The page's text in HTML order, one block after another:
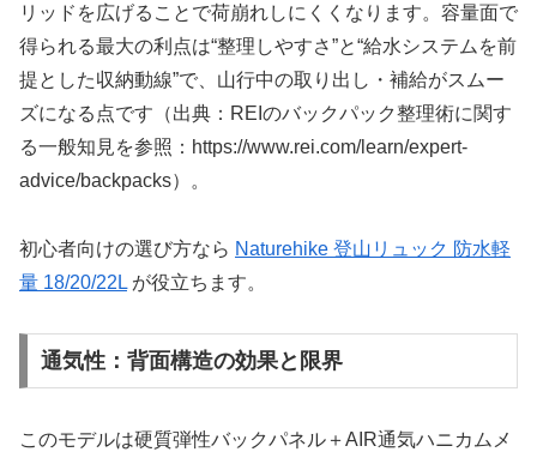
リッドを広げることで荷崩れしにくくなります。容量面で
得られる最大の利点は“整理しやすさ”と“給水システムを前
提とした収納動線”で、山行中の取り出し・補給がスムー
ズになる点です（出典：REIのバックパック整理術に関す
る一般知見を参照：https://www.rei.com/learn/expert-
advice/backpacks）。
初心者向けの選び方なら Naturehike 登山リュック 防水軽
量 18/20/22L が役立ちます。
通気性：背面構造の効果と限界
このモデルは硬質弾性バックパネル＋AIR通気ハニカムメ